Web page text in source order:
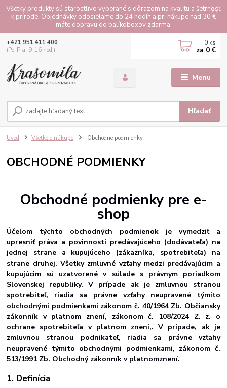
Všetky produkty sú starostlivo vyberané s dôrazom na kvalitu a šetrnosť
k prírode. Objednávky odosielame do 24 hodín a pri nákupe nad 30 €
máte dopravu do balíkoboxov zdarma.
Menu
Hľadať
+421 951 411 400
(Po-Pia, 9-16 hod.)
0 ks
za 0 €
Úvod Všetko o nákupe Obchodné podmienky
OBCHODNÉ PODMIENKY
Obchodné podmienky pre e-
shop
Účelom týchto obchodných podmienok je vymedziť a
upresniť práva a povinnosti predávajúceho (dodávateľa) na
jednej strane a kupujúceho (zákazníka, spotrebiteľa) na
strane druhej. Všetky zmluvné vzťahy medzi predávajúcim a
kupujúcim sú uzatvorené v súlade s právnym poriadkom
Slovenskej republiky. V prípade ak je zmluvnou stranou
spotrebiteľ, riadia sa právne vzťahy neupravené týmito
obchodnými podmienkami zákonom č. 40/1964 Zb. Občiansky
zákonník v platnom znení, zákonom č. 108/2024 Z. z. o
ochrane spotrebiteľa v platnom znení,. V prípade, ak je
zmluvnou stranou podnikateľ, riadia sa právne vzťahy
neupravené týmito obchodnými podmienkami, zákonom č.
513/1991 Zb. Obchodný zákonník v platnomznení.
1. Definícia